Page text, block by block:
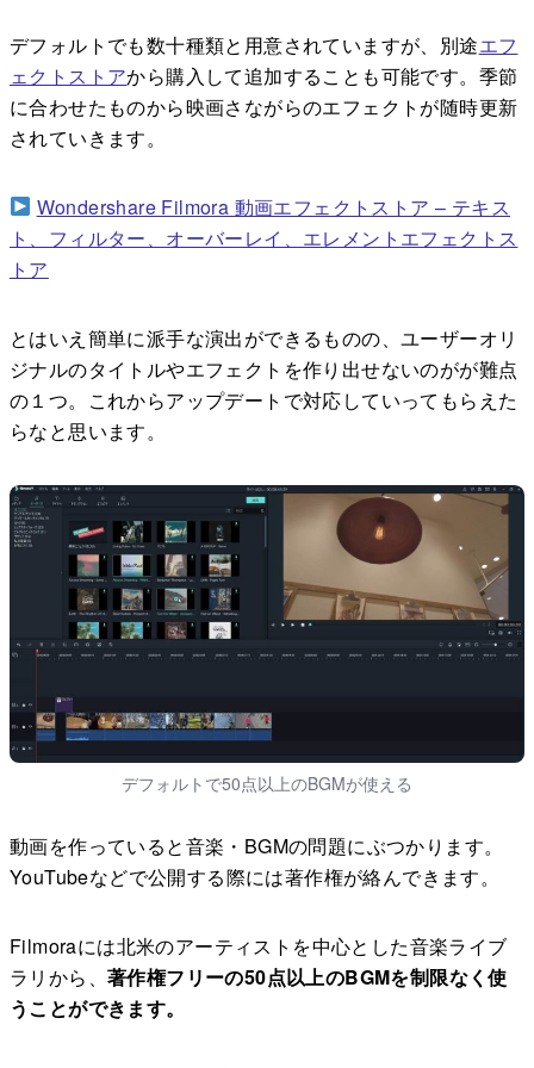
デフォルトでも数十種類と用意されていますが、別途エフ
ェクトストアから購入して追加することも可能です。季節
に合わせたものから映画さながらのエフェクトが随時更新
されていきます。
Wondershare Filmora 動画エフェクトストア – テキス
ト、フィルター、オーバーレイ、エレメントエフェクトス
トア
とはいえ簡単に派手な演出ができるものの、ユーザーオリ
ジナルのタイトルやエフェクトを作り出せないのがが難点
の１つ。これからアップデートで対応していってもらえた
らなと思います。
デフォルトで50点以上のBGMが使える
動画を作っていると音楽・BGMの問題にぶつかります。
YouTubeなどで公開する際には著作権が絡んできます。
Filmoraには北米のアーティストを中心とした音楽ライブ
ラリから、 著作権フリーの50点以上のBGMを制限なく使
うことができます。